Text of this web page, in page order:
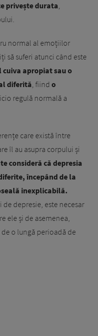
privește durata,
normal al emoțiilor
să suferi atunci când este
cuiva apropiat sau o
diferită, fiind o
regulă normală a
care există între
îl au asupra corpului și
consideră că depresia
începând de la
inexplicabilă.
de depresie, este necesar
ele și de asemenea,
de o lungă perioadă de